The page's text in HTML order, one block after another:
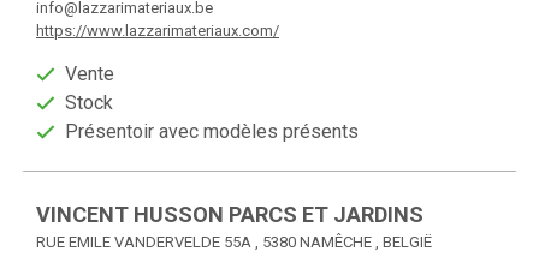
info@lazzarimateriaux.be
https://www.lazzarimateriaux.com/
Vente
Stock
Présentoir avec modèles présents
VINCENT HUSSON PARCS ET JARDINS
RUE EMILE VANDERVELDE 55A , 5380 NAMÊCHE , BELGIË